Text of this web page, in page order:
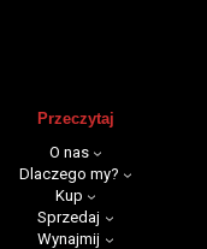
Przeczytaj
O nas
Dlaczego my?
Kup
Sprzedaj
Wynajmij